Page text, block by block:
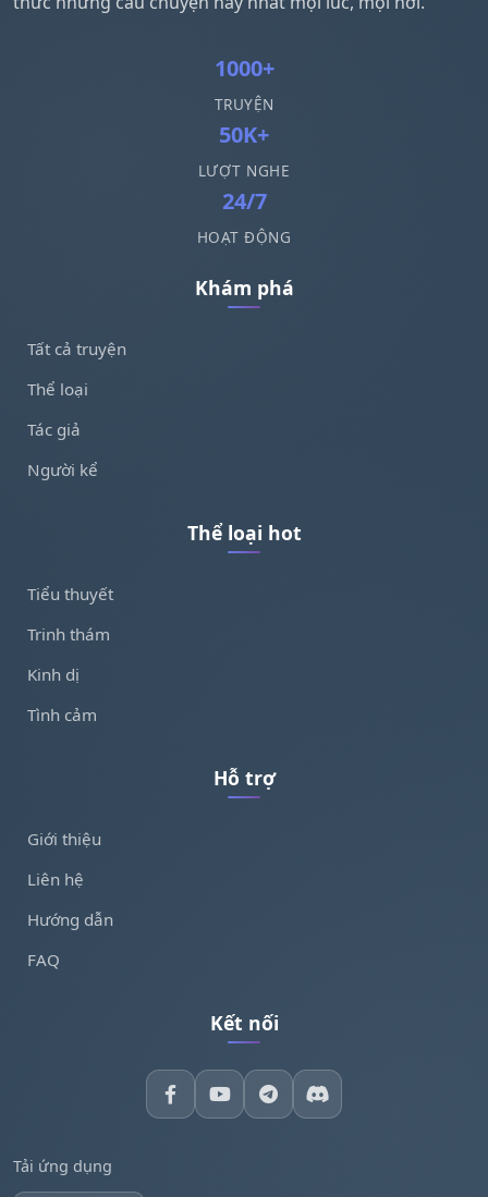
1000+
TRUYỆN
50K+
LƯỢT NGHE
24/7
HOẠT ĐỘNG
Khám phá
Tất cả truyện
Thể loại
Tác giả
Người kể
Thể loại hot
Tiểu thuyết
Trinh thám
Kinh dị
Tình cảm
Hỗ trợ
Giới thiệu
Liên hệ
Hướng dẫn
FAQ
Kết nối
Tải ứng dụng